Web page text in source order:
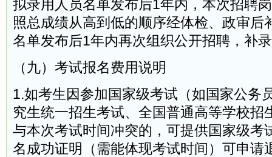
拟录用人员名单发布后1年内，本次招聘
照总成绩从高到低的顺序经体检、政审后
名单发布后1年内再次组织公开招聘，补
（九）考试报名费用说明
1.如考生因参加国家级考试（如国家公务
究生统一招生考试、全国普通高等学校招
与本次考试时间冲突的，可提供国家级考
名成功证明（需能体现考试时间）可申请